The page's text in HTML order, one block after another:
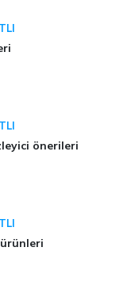
önerileri